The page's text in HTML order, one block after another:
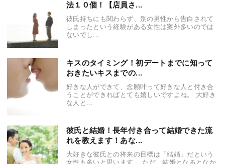
法１０個！【店員さ...
彼氏持ちにも関わらず、別の男性から告白されて
しまったという経験がある女性は案外多いのでは
ないでし...
キスのタイミング！初デートまでに知って
おきたいキスまでの...
好きな人ができて、念願叶って好きな人と付き合
うことができればとても嬉しいですよね。 大好き
な人と...
彼氏と結婚！長年付き合って結婚できた流
れを教えます！あな...
大好きな彼氏との将来の目標は「結婚」だという
女性も多いと思います。 ただ、結婚となるとなか